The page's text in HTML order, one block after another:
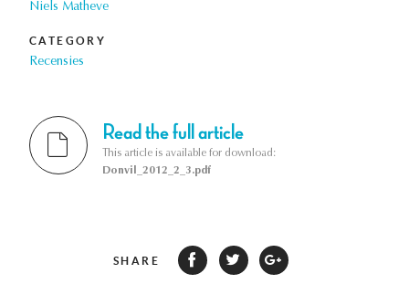
Niels Matheve
CATEGORY
Recensies
Read the full article
This article is available for download:
Donvil_2012_2_3.pdf
SHARE